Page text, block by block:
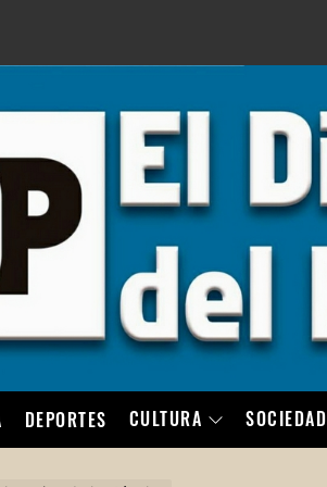
DEPORTES CULTURA SOCIEDAD